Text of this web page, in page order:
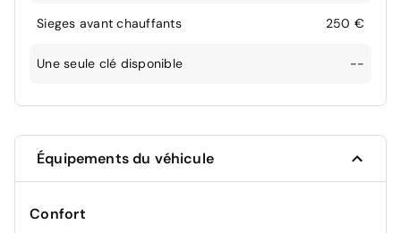
Sieges avant chauffants 250 €
Une seule clé disponible --
Équipements du véhicule
Confort